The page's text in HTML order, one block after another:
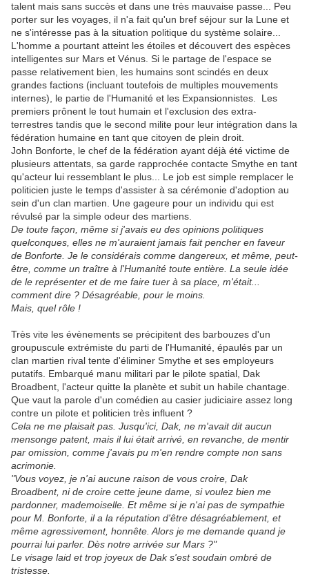
talent mais sans succès et dans une très mauvaise passe... Peu
porter sur les voyages, il n'a fait qu'un bref séjour sur la Lune et
ne s'intéresse pas à la situation politique du système solaire...
L'homme a pourtant atteint les étoiles et découvert des espèces
intelligentes sur Mars et Vénus. Si le partage de l'espace se
passe relativement bien, les humains sont scindés en deux
grandes factions (incluant toutefois de multiples mouvements
internes), le partie de l'Humanité et les Expansionnistes. Les
premiers prônent le tout humain et l'exclusion des extra-
terrestres tandis que le second milite pour leur intégration dans la
fédération humaine en tant que citoyen de plein droit.
John Bonforte, le chef de la fédération ayant déjà été victime de
plusieurs attentats, sa garde rapprochée contacte Smythe en tant
qu'acteur lui ressemblant le plus... Le job est simple remplacer le
politicien juste le temps d'assister à sa cérémonie d'adoption au
sein d'un clan martien. Une gageure pour un individu qui est
révulsé par la simple odeur des martiens.
De toute façon, même si j'avais eu des opinions politiques
quelconques, elles ne m'auraient jamais fait pencher en faveur
de Bonforte. Je le considérais comme dangereux, et même, peut-
être, comme un traître à l'Humanité toute entière. La seule idée
de le représenter et de me faire tuer à sa place, m'était...
comment dire ? Désagréable, pour le moins.
Mais, quel rôle !
Très vite les évènements se précipitent des barbouzes d'un
groupuscule extrémiste du parti de l'Humanité, épaulés par un
clan martien rival tente d'éliminer Smythe et ses employeurs
putatifs. Embarqué manu militari par le pilote spatial, Dak
Broadbent, l'acteur quitte la planète et subit un habile chantage.
Que vaut la parole d'un comédien au casier judiciaire assez long
contre un pilote et politicien très influent ?
Cela ne me plaisait pas. Jusqu'ici, Dak, ne m'avait dit aucun
mensonge patent, mais il lui était arrivé, en revanche, de mentir
par omission, comme j'avais pu m'en rendre compte non sans
acrimonie.
"Vous voyez, je n'ai aucune raison de vous croire, Dak
Broadbent, ni de croire cette jeune dame, si voulez bien me
pardonner, mademoiselle. Et même si je n'ai pas de sympathie
pour M. Bonforte, il a la réputation d'être désagréablement, et
même agressivement, honnête. Alors je me demande quand je
pourrai lui parler. Dès notre arrivée sur Mars ?"
Le visage laid et trop joyeux de Dak s'est soudain ombré de
tristesse.